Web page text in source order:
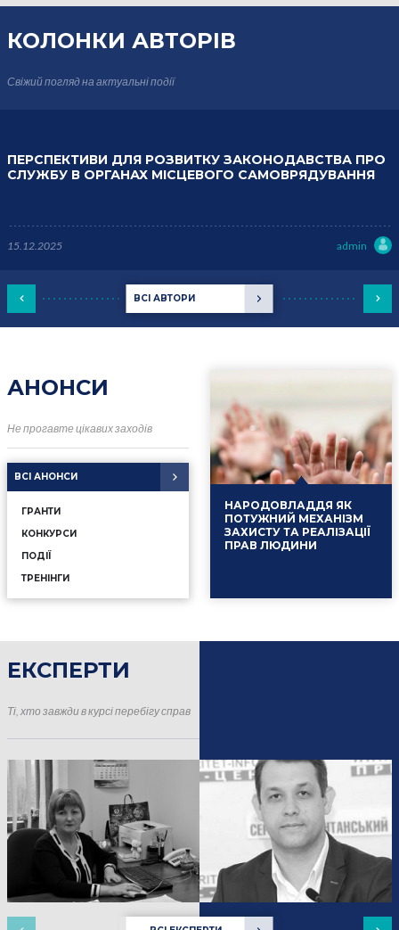
КОЛОНКИ АВТОРІВ
Свіжий погляд на актуальні події
ВСІ АВТОРИ
ПЕРСПЕКТИВИ ДЛЯ РОЗВИТКУ ЗАКОНОДАВСТВА ПРО
СЛУЖБУ В ОРГАНАХ МІСЦЕВОГО САМОВРЯДУВАННЯ
15.12.2025 admin
АНОНСИ
Не прогавте цікавих заходів
ВСІ АНОНСИ
ГРАНТИ
КОНКУРСИ
ПОДІЇ
ТРЕНІНГИ
НАРОДОВЛАДДЯ ЯК
ПОТУЖНИЙ МЕХАНІЗМ
ЗАХИСТУ ТА РЕАЛІЗАЦІЇ
ПРАВ ЛЮДИНИ
ЕКСПЕРТИ
Ті, хто завжди в курсі перебігу справ